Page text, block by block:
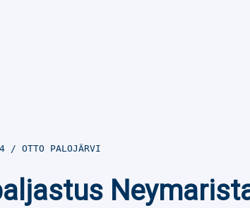
OTTO PALOJÄRVI